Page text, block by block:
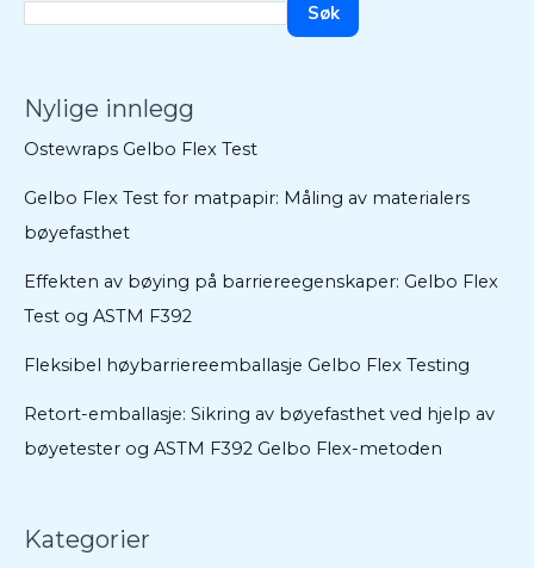
Søk
Nylige innlegg
Ostewraps Gelbo Flex Test
Gelbo Flex Test for matpapir: Måling av materialers
bøyefasthet
Effekten av bøying på barriereegenskaper: Gelbo Flex
Test og ASTM F392
Fleksibel høybarriereemballasje Gelbo Flex Testing
Retort-emballasje: Sikring av bøyefasthet ved hjelp av
bøyetester og ASTM F392 Gelbo Flex-metoden
Kategorier